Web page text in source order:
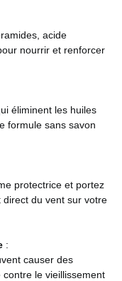
acide
nourrir et renforcer
éliminent les huiles
formule sans savon
protectrice et portez
du vent sur votre
:
causer des
le vieillissement